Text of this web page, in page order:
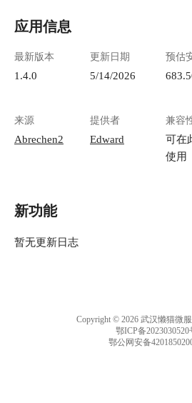
应用信息
最新版本
1.4.0
更新日期
5/14/2026
预估
来源
Abrechen2
提供者
Edward
兼容
可在
使用
新功能
暂无更新日志
Copyright © 2026 武汉懒猫微
鄂ICP备2023030520
鄂公网安备